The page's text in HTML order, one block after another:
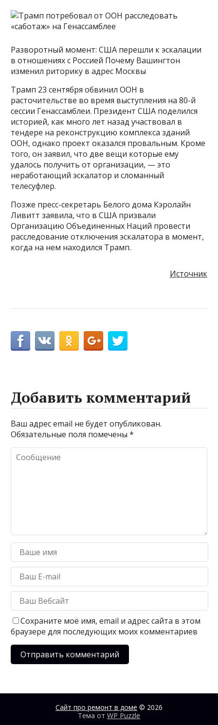
Разворотный момент: США перешли к эскалации
в отношениях с Россией Почему Вашингтон
изменил риторику в адрес Москвы
Трамп 23 сентября обвинил ООН в
расточительстве во время выступления на 80-й
сессии Генассамблеи. Президент США поделился
историей, как много лет назад участвовал в
тендере на реконструкцию комплекса зданий
ООН, однако проект оказался провальным. Кроме
того, он заявил, что две вещи которые ему
удалось получить от организации, — это
неработающий эскалатор и сломанный
телесуфлер.
Позже пресс-секретарь Белого дома Кэролайн
Ливитт заявила, что в США призвали
Организацию Объединенных Наций провести
расследование отключения эскалатора в момент,
когда на нем находился Трамп.
Источник
Добавить комментарий
Ваш адрес email не будет опубликован.
Обязательные поля помечены*
Сохраните моё имя, email и адрес сайта в этом
браузере для последующих моих комментариев
Сайт про ремонт в доме © 2026
Тема от WP Puzzle